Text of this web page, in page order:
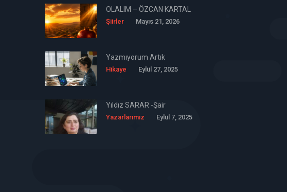
OLALIM – ÖZCAN KARTAL
Şiirler Mayıs 21, 2026
Yazmıyorum Artık
Hikaye Eylül 27, 2025
Yıldız SARAR -Şair
Yazarlarımız Eylül 7, 2025